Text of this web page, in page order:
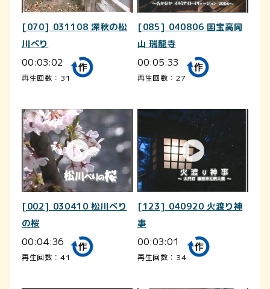
[070] 031108 深秋の松
川べり
00:03:02
再生回数：31
[085] 040806 国宝高岡
山 瑞龍寺
00:05:33
再生回数：27
[002] 030410 松川べり
の桜
00:04:36
再生回数：41
[123] 040920 火渡り神
事
00:03:01
再生回数：34